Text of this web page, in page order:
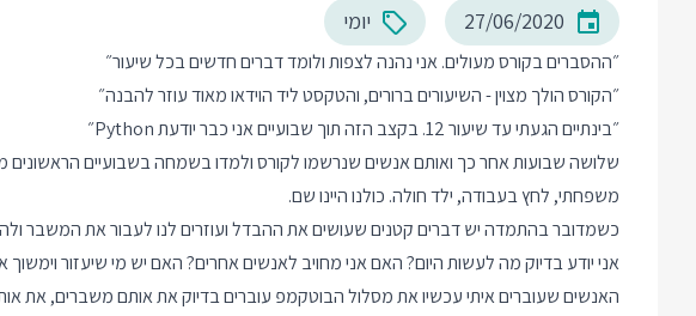
27/06/2020 יומי
״ההסברים בקורס מעולים. אני נהנה לצפות ולומד דברים חדשים בכל שיעור״
״הקורס הולך מצוין - השיעורים ברורים, והטקסט ליד הוידאו מאוד עוזר להבנה״
״בינתיים הגעתי עד שיעור 12. בקצב הזה תוך שבועיים אני כבר יודעת Python״
שלושה שבועות אחר כך ואותם אנשים שנרשמו לקורס ולמדו בשמחה בשבועיים הראשונים
משפחתי, לחץ בעבודה, ילד חולה. כולנו היינו שם.
כשמדובר בהתמדה יש דברים קטנים שעושים את ההבדל ועוזרים לנו לעבור את המשבר
אני יודע בדיוק מה לעשות היום? האם אני מחויב לאנשים אחרים? האם יש מי שיעזור
האנשים שעוברים איתי עכשיו את מסלול הבוטקמפ עוברים בדיוק את אותם משברים, את